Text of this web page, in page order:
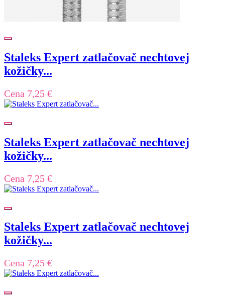
Staleks Expert zatlačovač nechtovej
kožičky...
Cena 7,25 €
Staleks Expert zatlačovač nechtovej
kožičky...
Cena 7,25 €
Staleks Expert zatlačovač nechtovej
kožičky...
Cena 7,25 €